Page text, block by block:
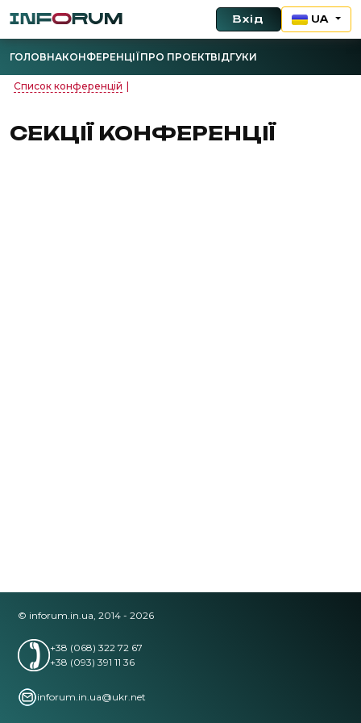
Вхід UA
ГОЛОВНАКОНФЕРЕНЦІЇПРО ПРОЕКТВІДГУКИ
Список конференцій
СЕКЦІЇ КОНФЕРЕНЦІЇ
© inforum.in.ua, 2014 - 2026
+38 (068) 322 72 67
+38 (093) 391 11 36
inforum.in.ua@ukr.net